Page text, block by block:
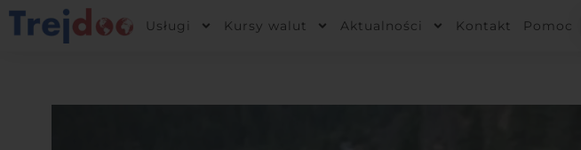
Przejdź
Usługi Kursy walut Aktualności Kontakt Pomoc